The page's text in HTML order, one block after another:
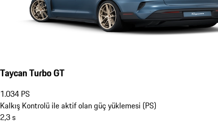
Taycan Turbo GT
1.034 PS
Kalkış Kontrolü ile aktif olan güç yüklemesi (PS)
2,3s